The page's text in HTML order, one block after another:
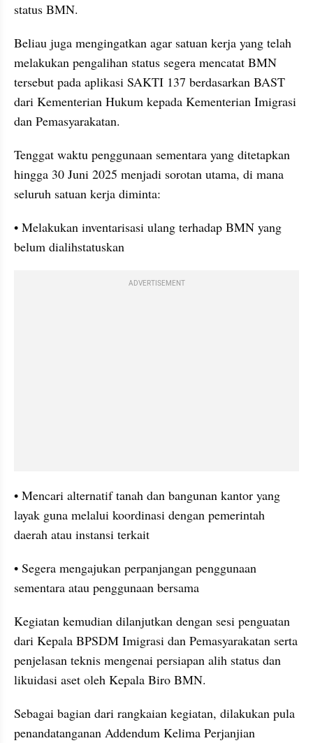
status BMN.
Beliau juga mengingatkan agar satuan kerja yang telah
melakukan pengalihan status segera mencatat BMN
tersebut pada aplikasi SAKTI 137 berdasarkan BAST
dari Kementerian Hukum kepada Kementerian Imigrasi
dan Pemasyarakatan.
Tenggat waktu penggunaan sementara yang ditetapkan
hingga 30 Juni 2025 menjadi sorotan utama, di mana
seluruh satuan kerja diminta:
• Melakukan inventarisasi ulang terhadap BMN yang
belum dialihstatuskan
ADVERTISEMENT
• Mencari alternatif tanah dan bangunan kantor yang
layak guna melalui koordinasi dengan pemerintah
daerah atau instansi terkait
• Segera mengajukan perpanjangan penggunaan
sementara atau penggunaan bersama
Kegiatan kemudian dilanjutkan dengan sesi penguatan
dari Kepala BPSDM Imigrasi dan Pemasyarakatan serta
penjelasan teknis mengenai persiapan alih status dan
likuidasi aset oleh Kepala Biro BMN.
Sebagai bagian dari rangkaian kegiatan, dilakukan pula
penandatanganan Addendum Kelima Perjanjian